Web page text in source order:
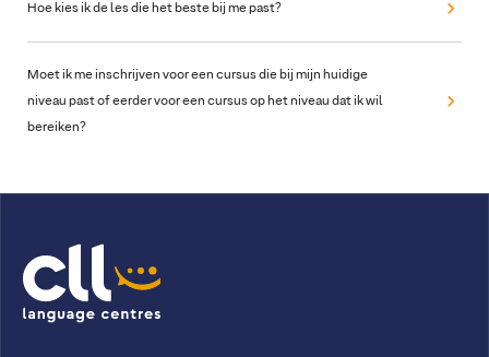
Hoe kies ik de les die het beste bij me past?
Moet ik me inschrijven voor een cursus die bij mijn huidige
niveau past of eerder voor een cursus op het niveau dat ik wil
bereiken?